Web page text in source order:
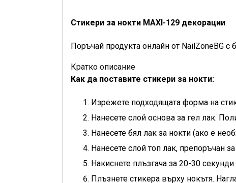
Стикери за нокти MAXI-129 декорации.
Поръчай продукта онлайн от NailZoneBG с
Кратко описание
Как да поставите стикери за нокти:
Изрежете подходящата форма на
Нанесете слой основа за гел лак.
Нанесете бял лак за нокти (ако е
Нанесете слой топ лак, препоръчан
Накиснете плъзгача за 20-30
Плъзнете стикера върху нокътя.